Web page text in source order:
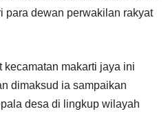
para dewan perwakilan rakyat
kecamatan makarti jaya ini
dimaksud ia sampaikan
desa di lingkup wilayah